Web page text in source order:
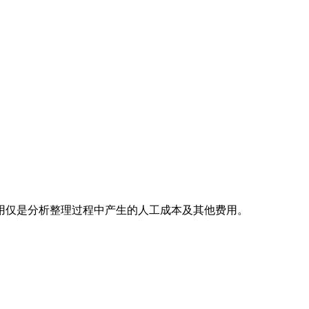
是分析整理过程中产生的人工成本及其他费用。